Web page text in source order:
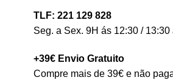
TLF: 221 129 828
Seg. a Sex. 9H ás 12:30 / 13:30
+39€ Envio Gratuito
Compre mais de 39€ e não